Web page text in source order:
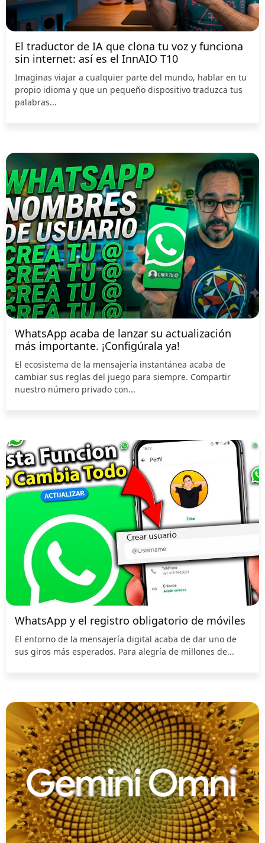
El traductor de IA que clona tu voz y funciona
sin internet: así es el InnAIO T10
Imaginas viajar a cualquier parte del mundo, hablar en tu
propio idioma y que un pequeño dispositivo traduzca tus
palabras...
WhatsApp acaba de lanzar su actualización
más importante. ¡Configúrala ya!
El ecosistema de la mensajería instantánea acaba de
cambiar sus reglas del juego para siempre. Compartir
nuestro número privado con...
WhatsApp y el registro obligatorio de móviles
El entorno de la mensajería digital acaba de dar uno de
sus giros más esperados. Para alegría de millones de...